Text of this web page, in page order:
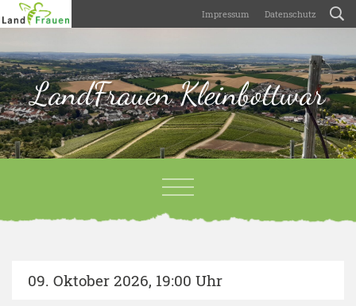
Impressum Datenschutz
LandFrauen Kleinbottwar
09. Oktober 2026, 19:00 Uhr